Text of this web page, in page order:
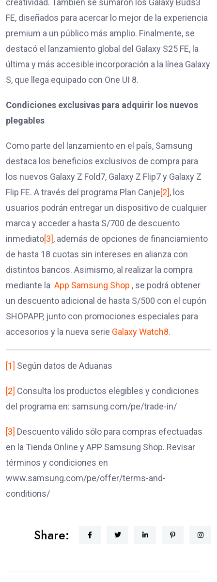
FE, diseñados para acercar lo mejor de la experiencia
premium a un público más amplio. Finalmente, se
destacó el lanzamiento global del Galaxy S25 FE, la
última y más accesible incorporación a la línea Galaxy
S, que llega equipado con One UI 8.
Condiciones exclusivas para adquirir los nuevos
plegables
Como parte del lanzamiento en el país, Samsung
destaca los beneficios exclusivos de compra para
los nuevos Galaxy Z Fold7, Galaxy Z Flip7 y Galaxy Z
Flip FE. A través del programa Plan Canje[2], los
usuarios podrán entregar un dispositivo de cualquier
marca y acceder a hasta S/700 de descuento
inmediato[3], además de opciones de financiamiento
de hasta 18 cuotas sin intereses en alianza con
distintos bancos. Asimismo, al realizar la compra
mediante la App Samsung Shop , se podrá obtener
un descuento adicional de hasta S/500 con el cupón
SHOPAPP, junto con promociones especiales para
accesorios y la nueva serie Galaxy Watch8.
[1] Según datos de Aduanas
[2] Consulta los productos elegibles y condiciones
del programa en: samsung.com/pe/trade-in/
[3] Descuento válido sólo para compras efectuadas
en la Tienda Online y APP Samsung Shop. Revisar
términos y condiciones en
www.samsung.com/pe/offer/terms-and-
conditions/
Share: